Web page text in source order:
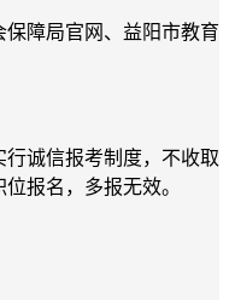
障局官网、益阳市教育
诚信报考制度，不收取
报名，多报无效。